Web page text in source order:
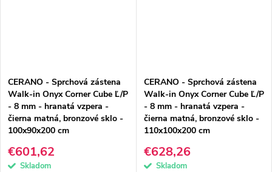
CERANO - Sprchová zástena
Walk-in Onyx Corner Cube Ľ/P
- 8 mm - hranatá vzpera -
čierna matná, bronzové sklo -
100x90x200 cm
€601,62
Skladom
CERANO - Sprchová zástena
Walk-in Onyx Corner Cube Ľ/P
- 8 mm - hranatá vzpera -
čierna matná, bronzové sklo -
110x100x200 cm
€628,26
Skladom